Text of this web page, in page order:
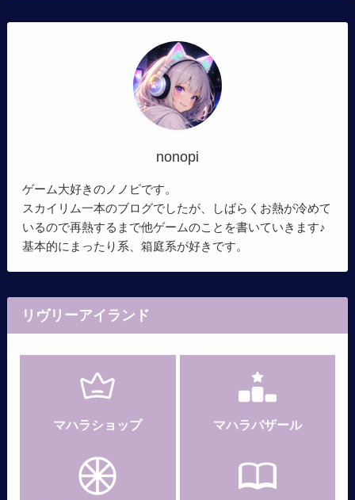
nonopi
ゲーム大好きのノノピです。
スカイリム一本のブログでしたが、しばらくお熱が冷めて
いるので再熱するまで他ゲームのことを書いていきます♪
基本的にまったり系、箱庭系が好きです。
リヴリーアイランド
マハラショップ マハラバザール